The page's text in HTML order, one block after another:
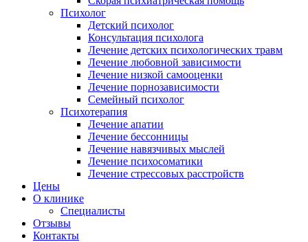
Психолог
Детский психолог
Консультация психолога
Лечение детских психологических травм
Лечение любовной зависимости
Лечение низкой самооценки
Лечение порнозависимости
Семейный психолог
Психотерапия
Лечение апатии
Лечение бессонницы
Лечение навязчивых мыслей
Лечение психосоматики
Лечение стрессовых расстройств
Цены
О клинике
Специалисты
Отзывы
Контакты